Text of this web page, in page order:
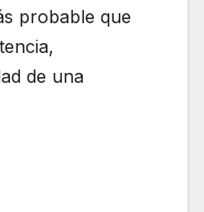
probable que
de una